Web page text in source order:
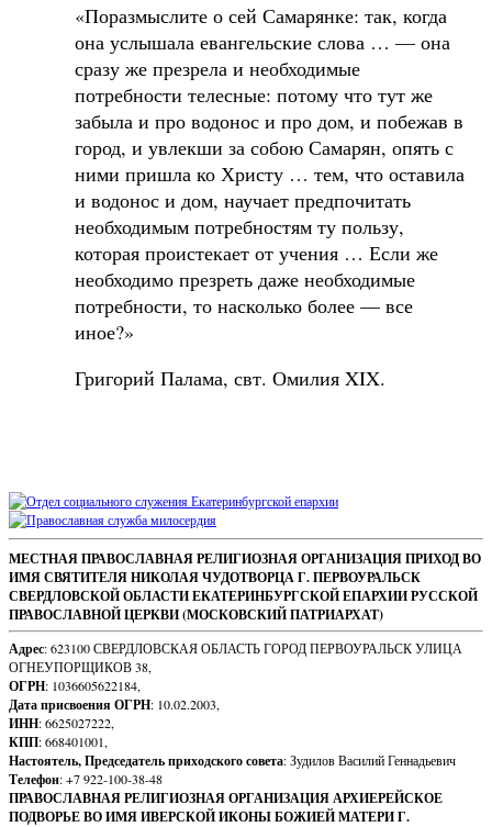
«Поразмыслите о сей Самарянке: так, когда
она услышала евангельские слова … — она
сразу же презрела и необходимые
потребности телесные: потому что тут же
забыла и про водонос и про дом, и побежав в
город, и увлекши за собою Самарян, опять с
ними пришла ко Христу … тем, что оставила
и водонос и дом, научает предпочитать
необходимым потребностям ту пользу,
которая проистекает от учения … Если же
необходимо презреть даже необходимые
потребности, то насколько более — все
иное?»
Григорий Палама, свт. Омилия XIX.
Sidebar
Footer
Content
МЕСТНАЯ ПРАВОСЛАВНАЯ РЕЛИГИОЗНАЯ ОРГАНИЗАЦИЯ ПРИХОД ВО
ИМЯ СВЯТИТЕЛЯ НИКОЛАЯ ЧУДОТВОРЦА Г. ПЕРВОУРАЛЬСК
СВЕРДЛОВСКОЙ ОБЛАСТИ ЕКАТЕРИНБУРГСКОЙ ЕПАРХИИ РУССКОЙ
ПРАВОСЛАВНОЙ ЦЕРКВИ (МОСКОВСКИЙ ПАТРИАРХАТ)
Адрес: 623100 СВЕРДЛОВСКАЯ ОБЛАСТЬ ГОРОД ПЕРВОУРАЛЬСК УЛИЦА
ОГНЕУПОРЩИКОВ 38,
ОГРН: 1036605622184,
Дата присвоения ОГРН: 10.02.2003,
ИНН: 6625027222,
КПП: 668401001,
Настоятель, Председатель приходского совета: Зудилов Василий Геннадьевич
Телефон: +7 922-100-38-48
ПРАВОСЛАВНАЯ РЕЛИГИОЗНАЯ ОРГАНИЗАЦИЯ АРХИЕРЕЙСКОЕ
ПОДВОРЬЕ ВО ИМЯ ИВЕРСКОЙ ИКОНЫ БОЖИЕЙ МАТЕРИ Г.